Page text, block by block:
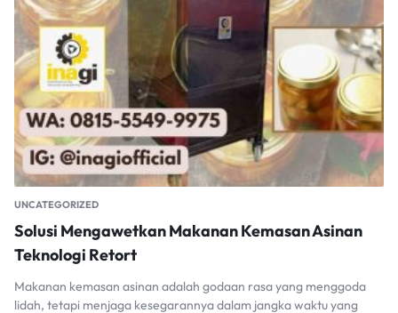
UNCATEGORIZED
Solusi Mengawetkan Makanan Kemasan Asinan
Teknologi Retort
Makanan kemasan asinan adalah godaan rasa yang menggoda
lidah, tetapi menjaga kesegarannya dalam jangka waktu yang